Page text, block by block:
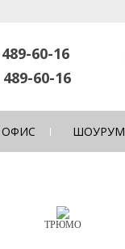
489-60-16
489-60-16
ОФИС ШОУРУМ
ТРЮМО